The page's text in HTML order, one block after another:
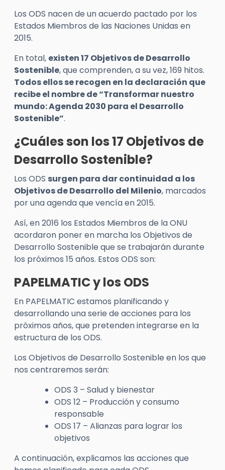
Los ODS nacen de un acuerdo pactado por los
Estados Miembros de las Naciones Unidas en
2015.
En total, existen 17 Objetivos de Desarrollo
Sostenible, que comprenden, a su vez, 169 hitos.
Todos ellos se recogen en la declaración que
recibe el nombre de “Transformar nuestro
mundo: Agenda 2030 para el Desarrollo
Sostenible”.
¿Cuáles son los 17 Objetivos de
Desarrollo Sostenible?
Los ODS surgen para dar continuidad a los
Objetivos de Desarrollo del Milenio, marcados
por una agenda que vencía en 2015.
Así, en 2016 los Estados Miembros de la ONU
acordaron poner en marcha los Objetivos de
Desarrollo Sostenible que se trabajarán durante
los próximos 15 años. Estos ODS son:
PAPELMATIC y los ODS
En PAPELMATIC estamos planificando y
desarrollando una serie de acciones para los
próximos años, que pretenden integrarse en la
estructura de los ODS.
Los Objetivos de Desarrollo Sostenible en los que
nos centraremos serán:
ODS 3 – Salud y bienestar
ODS 12 – Producción y consumo
responsable
ODS 17 – Alianzas para lograr los
objetivos
A continuación, explicamos las acciones que